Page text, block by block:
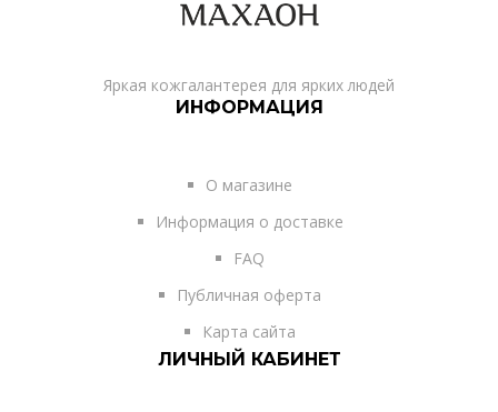
Яркая кожгалантерея для ярких людей
ИНФОРМАЦИЯ
О магазине
Информация о доставке
FAQ
Публичная оферта
Карта сайта
ЛИЧНЫЙ КАБИНЕТ